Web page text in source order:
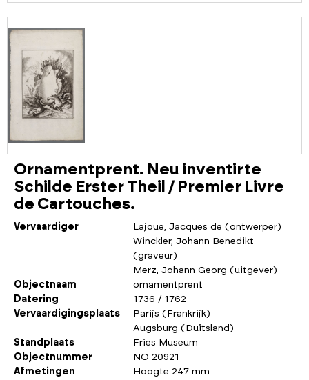
Ornamentprent. Neu inventirte
Schilde Erster Theil / Premier Livre
de Cartouches.
Vervaardiger
Lajoüe, Jacques de (ontwerper)
Winckler, Johann Benedikt
(graveur)
Merz, Johann Georg (uitgever)
Objectnaam
ornamentprent
Datering
1736 / 1762
Vervaardigingsplaats
Parijs (Frankrijk)
Augsburg (Duitsland)
Standplaats
Fries Museum
Objectnummer
NO 20921
Afmetingen
Hoogte 247 mm